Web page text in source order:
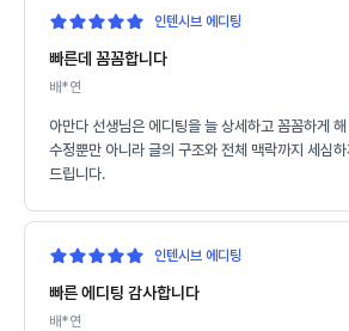
인텐시브 에디팅
빠른데 꼼꼼합니다
배*연
아만다 선생님은 에디팅을 늘 상세하고 꼼꼼하게
수정뿐만 아니라 글의 구조와 전체 맥락까지 세심
드립니다.
인텐시브 에디팅
빠른 에디팅 감사합니다
배*연